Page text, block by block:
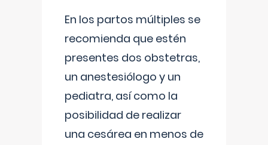
En los partos múltiples se
recomienda que estén
presentes dos obstetras,
un anestesiólogo y un
pediatra, así como la
posibilidad de realizar
una cesárea en menos de